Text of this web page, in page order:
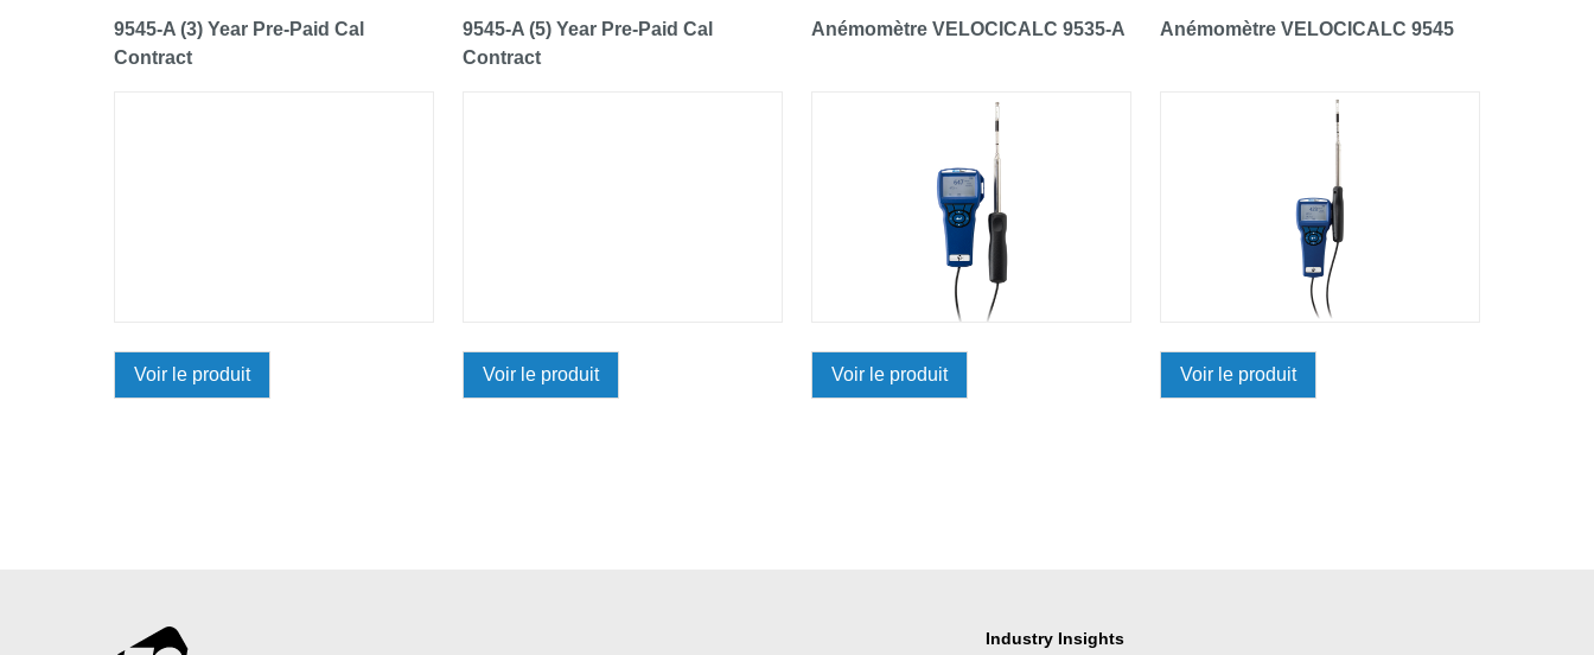
9545-A (3) Year Pre-Paid Cal
Contract
Voir le produit
9545-A (5) Year Pre-Paid Cal
Contract
Voir le produit
Anémomètre VELOCICALC 9535-A
Voir le produit
Anémomètre VELOCICALC 9545
Voir le produit
Industry Insights